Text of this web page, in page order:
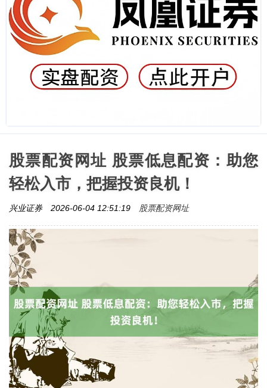
股票配资网址 股票低息配资：助您
轻松入市，把握投资良机！
兴业证券 2026-06-04 12:51:19 股票配资网址